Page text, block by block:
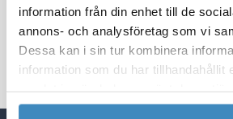
information från din enhet till de
annons- och analysföretag som vi
Dessa kan i sin tur kombinera
information som du har tillhandahållit
automatisera rätt
skalbara arbetsflöden som
tillväxt och effektivitet.